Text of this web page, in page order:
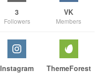
3
Followers
VK
Members
Instagram ThemeForest